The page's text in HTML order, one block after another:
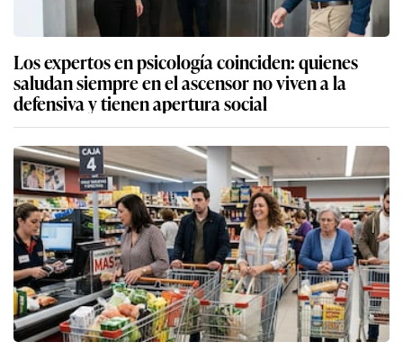
Los expertos en psicología coinciden: quienes
saludan siempre en el ascensor no viven a la
defensiva y tienen apertura social